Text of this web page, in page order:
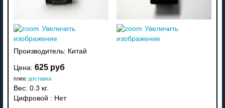
Увеличить
изображение
Увеличить
изображение
Производитель: Китай
Цена: 625 руб
плюс доставка
Вес: 0.3 кг.
Цифровой : Нет